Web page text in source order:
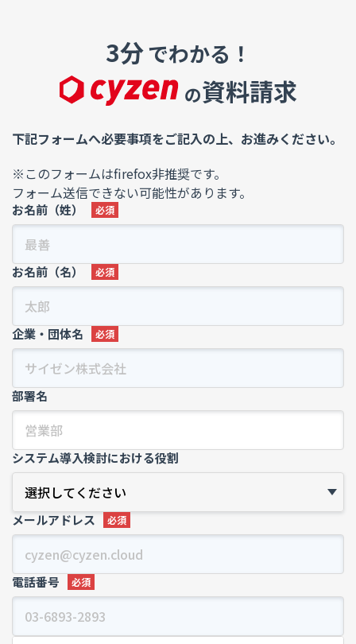
3分でわかる！
の資料請求
下記フォームへ必要事項をご記入の上、お進みください。
※このフォームはfirefox非推奨です。
フォーム送信できない可能性があります。
お名前（姓）
お名前（名）
企業・団体名
部署名
システム導入検討における役割
メールアドレス
電話番号